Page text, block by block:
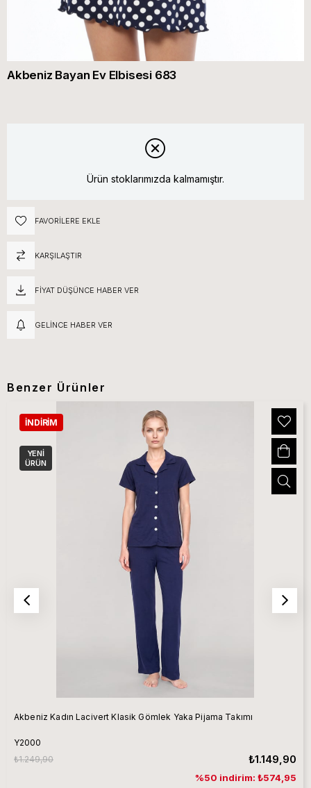
Akbeniz Bayan Ev Elbisesi 683
Ürün stoklarımızda kalmamıştır.
FAVORILERE EKLE
KARŞILAŞTIR
FIYAT DÜŞÜNCE HABER VER
GELINCE HABER VER
Benzer Ürünler
Akbeniz Kadın Lacivert Klasik Gömlek Yaka Pijama Takımı
Y2000
₺1.149,90
₺1.249,90
%50 indirim: ₺574,95
İNDIRIM
YENI
ÜRÜN